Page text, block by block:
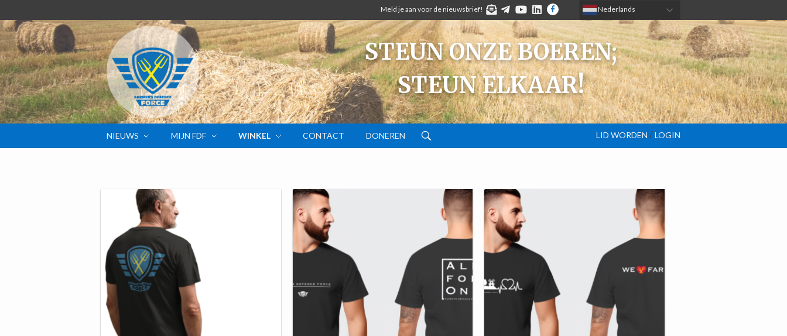
Meld je aan voor de nieuwsbrief! TELEGRAM
YOUTUBE
LINKEDINFACEBOOK Nederlands
STEUN ONZE BOEREN;
STEUN ELKAAR!
NIEUWS MIJN FDF WINKEL CONTACT DONEREN LID WORDEN /LOGIN